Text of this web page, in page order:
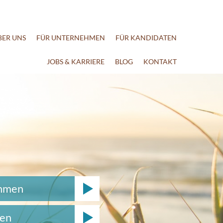
UNS FÜR UNTERNEHMEN FÜR KANDIDATEN
JOBS & KARRIERE BLOG KONTAKT